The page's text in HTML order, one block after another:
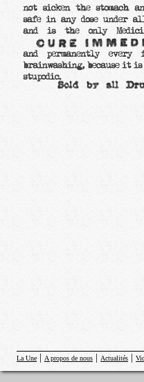
La Une | A propos de nous | Actualités |